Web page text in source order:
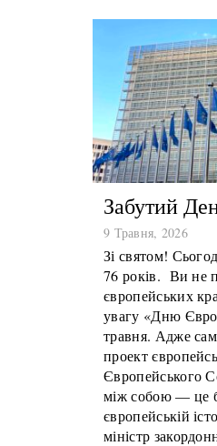
Забутий
9 Травня, 2026
Зі святом!
76 років. Ви не
європейських
увагу «Дню
травня. Адже
проект
Європейського
між собою — це
європейській
міністр